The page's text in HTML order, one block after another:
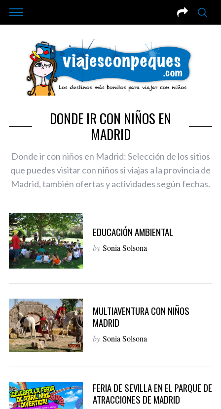
DONDE IR CON NIÑOS EN
MADRID
Donde ir con niños en Madrid: Selección de los sitios
que puedes visitar con niños si viajas a la provincia de
Madrid, también ofertas y actividades según fechas.
EDUCACIÓN AMBIENTAL
by Sonia Solsona
MULTIAVENTURA CON NIÑOS
MADRID
by Sonia Solsona
FERIA DE SEVILLA EN EL PARQUE DE
ATRACCIONES DE MADRID